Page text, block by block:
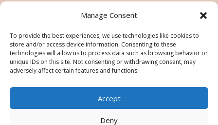
Manage Consent
To provide the best experiences, we use technologies like cookies to
store and/or access device information. Consenting to these
technologies will allow us to process data such as browsing behavior or
unique IDs on this site. Not consenting or withdrawing consent, may
adversely affect certain features and functions.
Accept
Deny
©Nésiris. Katia Picollier est Démonstratrice
indépendante pour Stampin' Up!®. Katia est